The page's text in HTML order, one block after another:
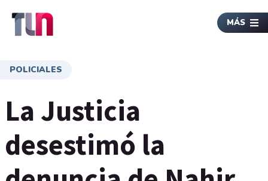
MÁS
POLICIALES
La Justicia
desestimó la